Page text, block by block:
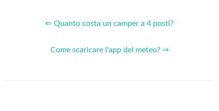
⇐ Quanto costa un camper a 4 posti?
Come scaricare l'app del meteo? ⇒